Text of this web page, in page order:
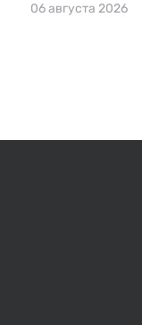
06 августа 2026